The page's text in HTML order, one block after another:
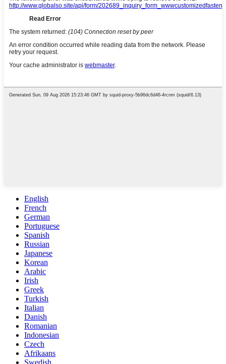
English
French
German
Portuguese
Spanish
Russian
Japanese
Korean
Arabic
Irish
Greek
Turkish
Italian
Danish
Romanian
Indonesian
Czech
Afrikaans